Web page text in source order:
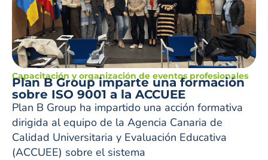
Capacitación y organización de eventos profesionales
Plan B Group imparte una formación
sobre ISO 9001 a la ACCUEE
Plan B Group ha impartido una acción formativa
dirigida al equipo de la Agencia Canaria de
Calidad Universitaria y Evaluación Educativa
(ACCUEE) sobre el sistema